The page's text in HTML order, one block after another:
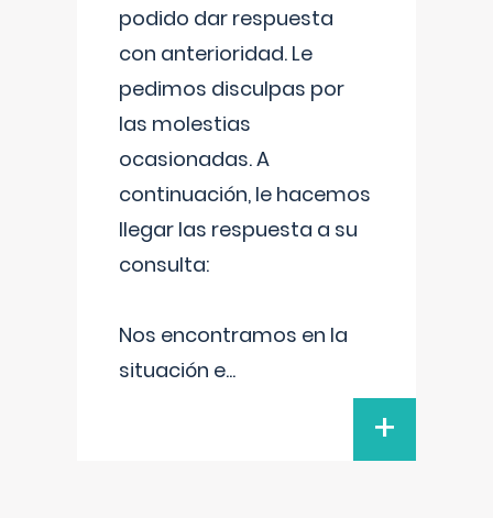
podido dar respuesta
con anterioridad. Le
pedimos disculpas por
las molestias
ocasionadas. A
continuación, le hacemos
llegar las respuesta a su
consulta:
Nos encontramos en la
situación e...
+